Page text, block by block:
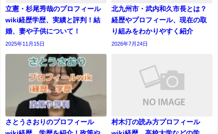
立憲・杉尾秀哉のプロフィール
wiki経歴学歴、実績と評判！結
婚、妻や子供について！
2025年11月15日
北九州市・武内和久市長とは？
経歴やプロフィール、現在の取
り組みをわかりやすく紹介
2026年7月24日
さとうさおりのプロフィール
村木汀の読み方プロフィール